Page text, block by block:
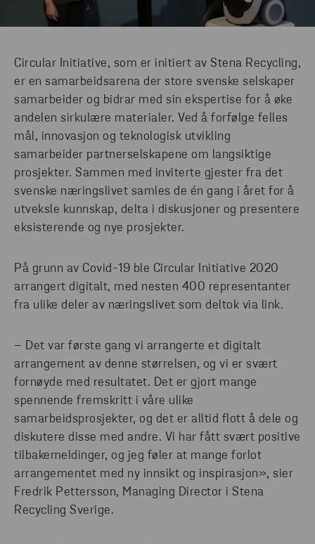
Circular Initiative, som er initiert av Stena Recycling,
er en samarbeidsarena der store svenske selskaper
samarbeider og bidrar med sin ekspertise for å øke
andelen sirkulære materialer. Ved å forfølge felles
mål, innovasjon og teknologisk utvikling
samarbeider partnerselskapene om langsiktige
prosjekter. Sammen med inviterte gjester fra det
svenske næringslivet samles de én gang i året for å
utveksle kunnskap, delta i diskusjoner og presentere
eksisterende og nye prosjekter.
På grunn av Covid-19 ble Circular Initiative 2020
arrangert digitalt, med nesten 400 representanter
fra ulike deler av næringslivet som deltok via link.
– Det var første gang vi arrangerte et digitalt
arrangement av denne størrelsen, og vi er svært
fornøyde med resultatet. Det er gjort mange
spennende fremskritt i våre ulike
samarbeidsprosjekter, og det er alltid flott å dele og
diskutere disse med andre. Vi har fått svært positive
tilbakemeldinger, og jeg føler at mange forlot
arrangementet med ny innsikt og inspirasjon», sier
Fredrik Pettersson, Managing Director i Stena
Recycling Sverige.